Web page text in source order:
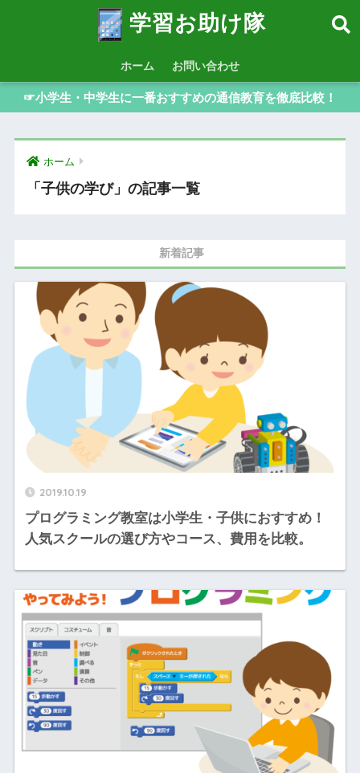
学習お助け隊
ホーム お問い合わせ
☞小学生・中学生に一番おすすめの通信教育を徹底比較！
ホーム
「子供の学び」の記事一覧
新着記事
2019.10.19
プログラミング教室は小学生・子供におすすめ！
人気スクールの選び方やコース、費用を比較。